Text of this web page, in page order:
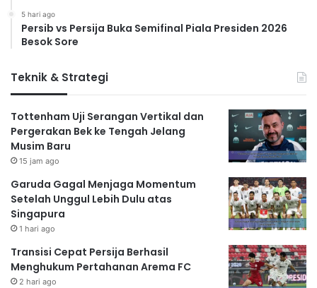
5 hari ago
Persib vs Persija Buka Semifinal Piala Presiden 2026
Besok Sore
Teknik & Strategi
Tottenham Uji Serangan Vertikal dan
Pergerakan Bek ke Tengah Jelang
Musim Baru
15 jam ago
Garuda Gagal Menjaga Momentum
Setelah Unggul Lebih Dulu atas
Singapura
1 hari ago
Transisi Cepat Persija Berhasil
Menghukum Pertahanan Arema FC
2 hari ago